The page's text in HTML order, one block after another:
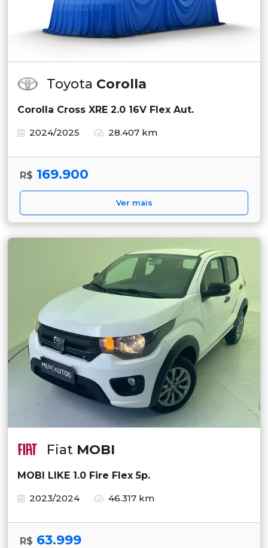
Toyota Corolla
Corolla Cross XRE 2.0 16V Flex Aut.
2024/2025
28.407 km
R$ 169.900
Ver mais
Fiat MOBI
MOBI LIKE 1.0 Fire Flex 5p.
2023/2024
46.317 km
R$ 63.999